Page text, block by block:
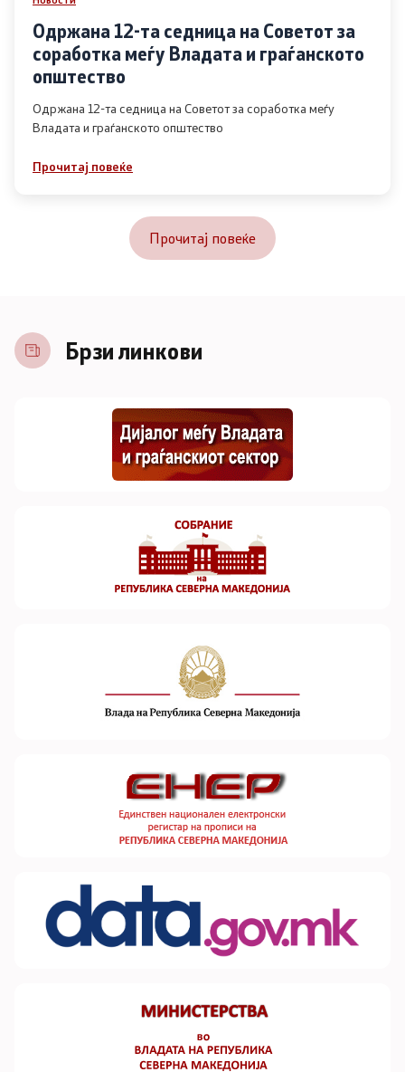
Одржана 12-та седница на Советот за
соработка меѓу Владата и граѓанското
општество
Одржана 12-та седница на Советот за соработка меѓу
Владата и граѓанското општество
Прочитај повеќе
Прочитај повеќе
Брзи линкови